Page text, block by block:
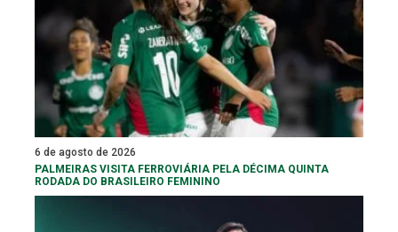
6 de agosto de 2026
PALMEIRAS VISITA FERROVIÁRIA PELA DÉCIMA QUINTA
RODADA DO BRASILEIRO FEMININO